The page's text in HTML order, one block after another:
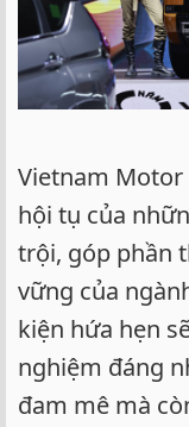
Vietnam Motor
hội tụ của
trội, góp phần
vững của
kiện hứa hẹn
nghiệm đáng
đam mê mà